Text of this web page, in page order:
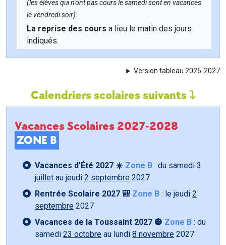
(les élèves qui n'ont pas cours le samedi sont en vacances
le vendredi soir)
La reprise des cours a lieu le matin des jours
indiqués.
Version tableau 2026-2027
Calendriers scolaires suivants
Vacances Scolaires 2027-2028
ZONE B
Vacances d’Été 2027 ☀️ Zone B : du samedi 3
juillet au jeudi 2 septembre 2027
Rentrée Scolaire 2027 🎒 Zone B : le jeudi 2
septembre 2027
Vacances de la Toussaint 2027 🎃 Zone B : du
samedi 23 octobre au lundi 8 novembre 2027